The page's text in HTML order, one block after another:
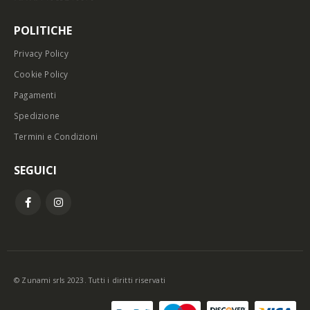
POLITICHE
Privacy Policy
Cookie Policy
Pagamenti
Spedizione
Termini e Condizioni
SEGUICI
© Zunami srls 2023. Tutti i diritti riservati